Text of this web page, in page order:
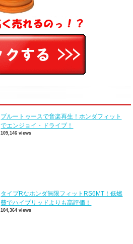
ブルートゥースで音楽再生！ホンダフィット
でエンジョイ・ドライブ！
109,146 views
タイプRなホンダ無限フィットRS6MT！低燃
費でハイブリッドよりも高評価！
104,364 views